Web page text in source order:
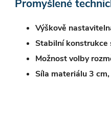
Promyšlené
Výškově
Stabilní konstrukce
Možnost volby
Síla materiálu 3